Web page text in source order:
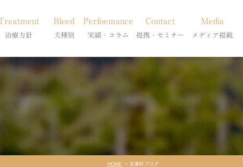
病
治療方針
・食事療法
Bleed
犬種別
柴犬の皮膚病
シーズーの皮膚病
フレンチブルドッグの皮膚病
トイプードルの皮膚病
Perfoemance
実績・コラム
症状別
コラム「皮膚科のいろは」
Contact
提携・セミナー
診療提携・セミナー開催
Media
メディア掲載
HOME 皮膚科ブログ